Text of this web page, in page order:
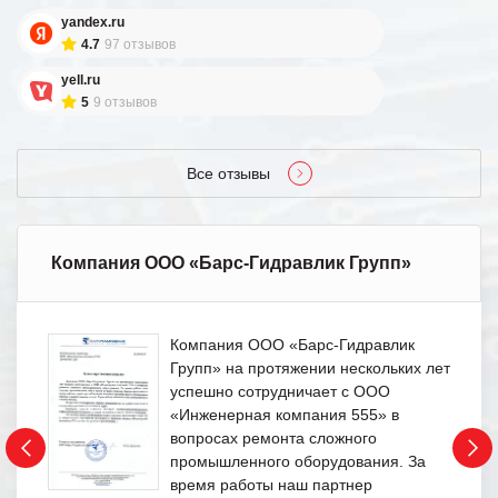
yandex.ru
4.7 97 отзывов
yell.ru
5 9 отзывов
Все отзывы
Компания ООО «Барс-Гидравлик Групп»
Компания ООО «Барс-Гидравлик
Групп» на протяжении нескольких лет
успешно сотрудничает с ООО
«Инженерная компания 555» в
вопросах ремонта сложного
промышленного оборудования. За
время работы наш партнер